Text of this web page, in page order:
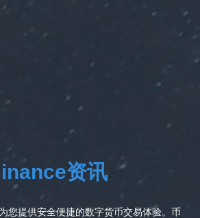
资讯
您提供安全便捷的数字货币交易体验。币